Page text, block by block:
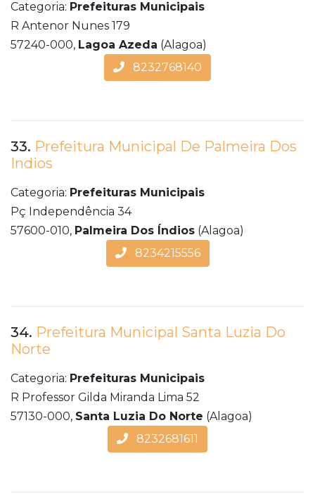
Categoria: Prefeituras Municipais
R Antenor Nunes 179
57240-000, Lagoa Azeda (Alagoa)
8232768140
33. Prefeitura Municipal De Palmeira Dos
Indios
Categoria: Prefeituras Municipais
Pç Independência 34
57600-010, Palmeira Dos Índios (Alagoa)
8234215556
34. Prefeitura Municipal Santa Luzia Do
Norte
Categoria: Prefeituras Municipais
R Professor Gilda Miranda Lima 52
57130-000, Santa Luzia Do Norte (Alagoa)
8232681611